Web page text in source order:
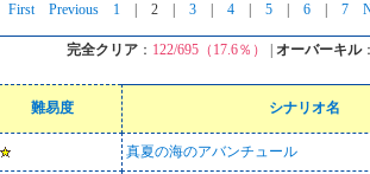
First Previous 1| 2| 3| 4| 5| 6| 7
完全クリア ： 122/695（17.6％） オーバーキル：
難易度 シナリオ名
真夏の海のアバンチュール